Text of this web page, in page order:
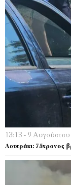
13:13 - 9
Λουτράκι: 75χρονος